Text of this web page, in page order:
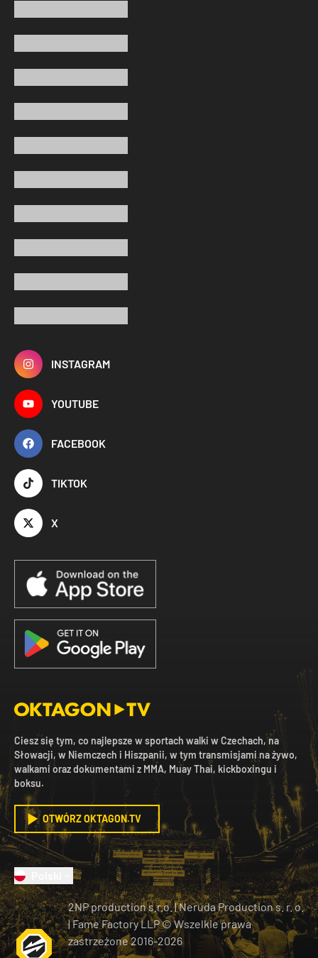
INSTAGRAM
YOUTUBE
FACEBOOK
TIKTOK
X
Ciesz się tym, co najlepsze w sportach walki w Czechach, na
Słowacji, w Niemczech i Hiszpanii, w tym transmisjami na żywo,
walkami oraz dokumentami z MMA, Muay Thai, kickboxingu i
boksu.
OTWÓRZ OKTAGON.TV
2NP production s.r.o.|Neruda Production s. r. o.
| Fame Factory LLP © Wszelkie prawa
zastrzeżone2016-2026